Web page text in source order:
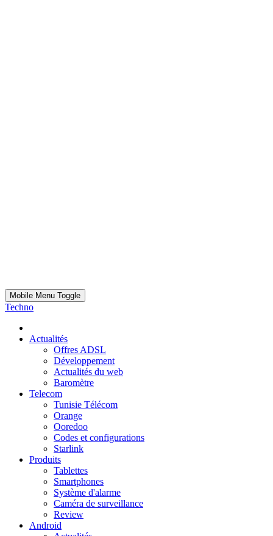
Mobile Menu Toggle
Techno
Actualités
Offres ADSL
Développement
Actualités du web
Baromètre
Telecom
Tunisie Télécom
Orange
Ooredoo
Codes et configurations
Starlink
Produits
Tablettes
Smartphones
Système d'alarme
Caméra de surveillance
Review
Android